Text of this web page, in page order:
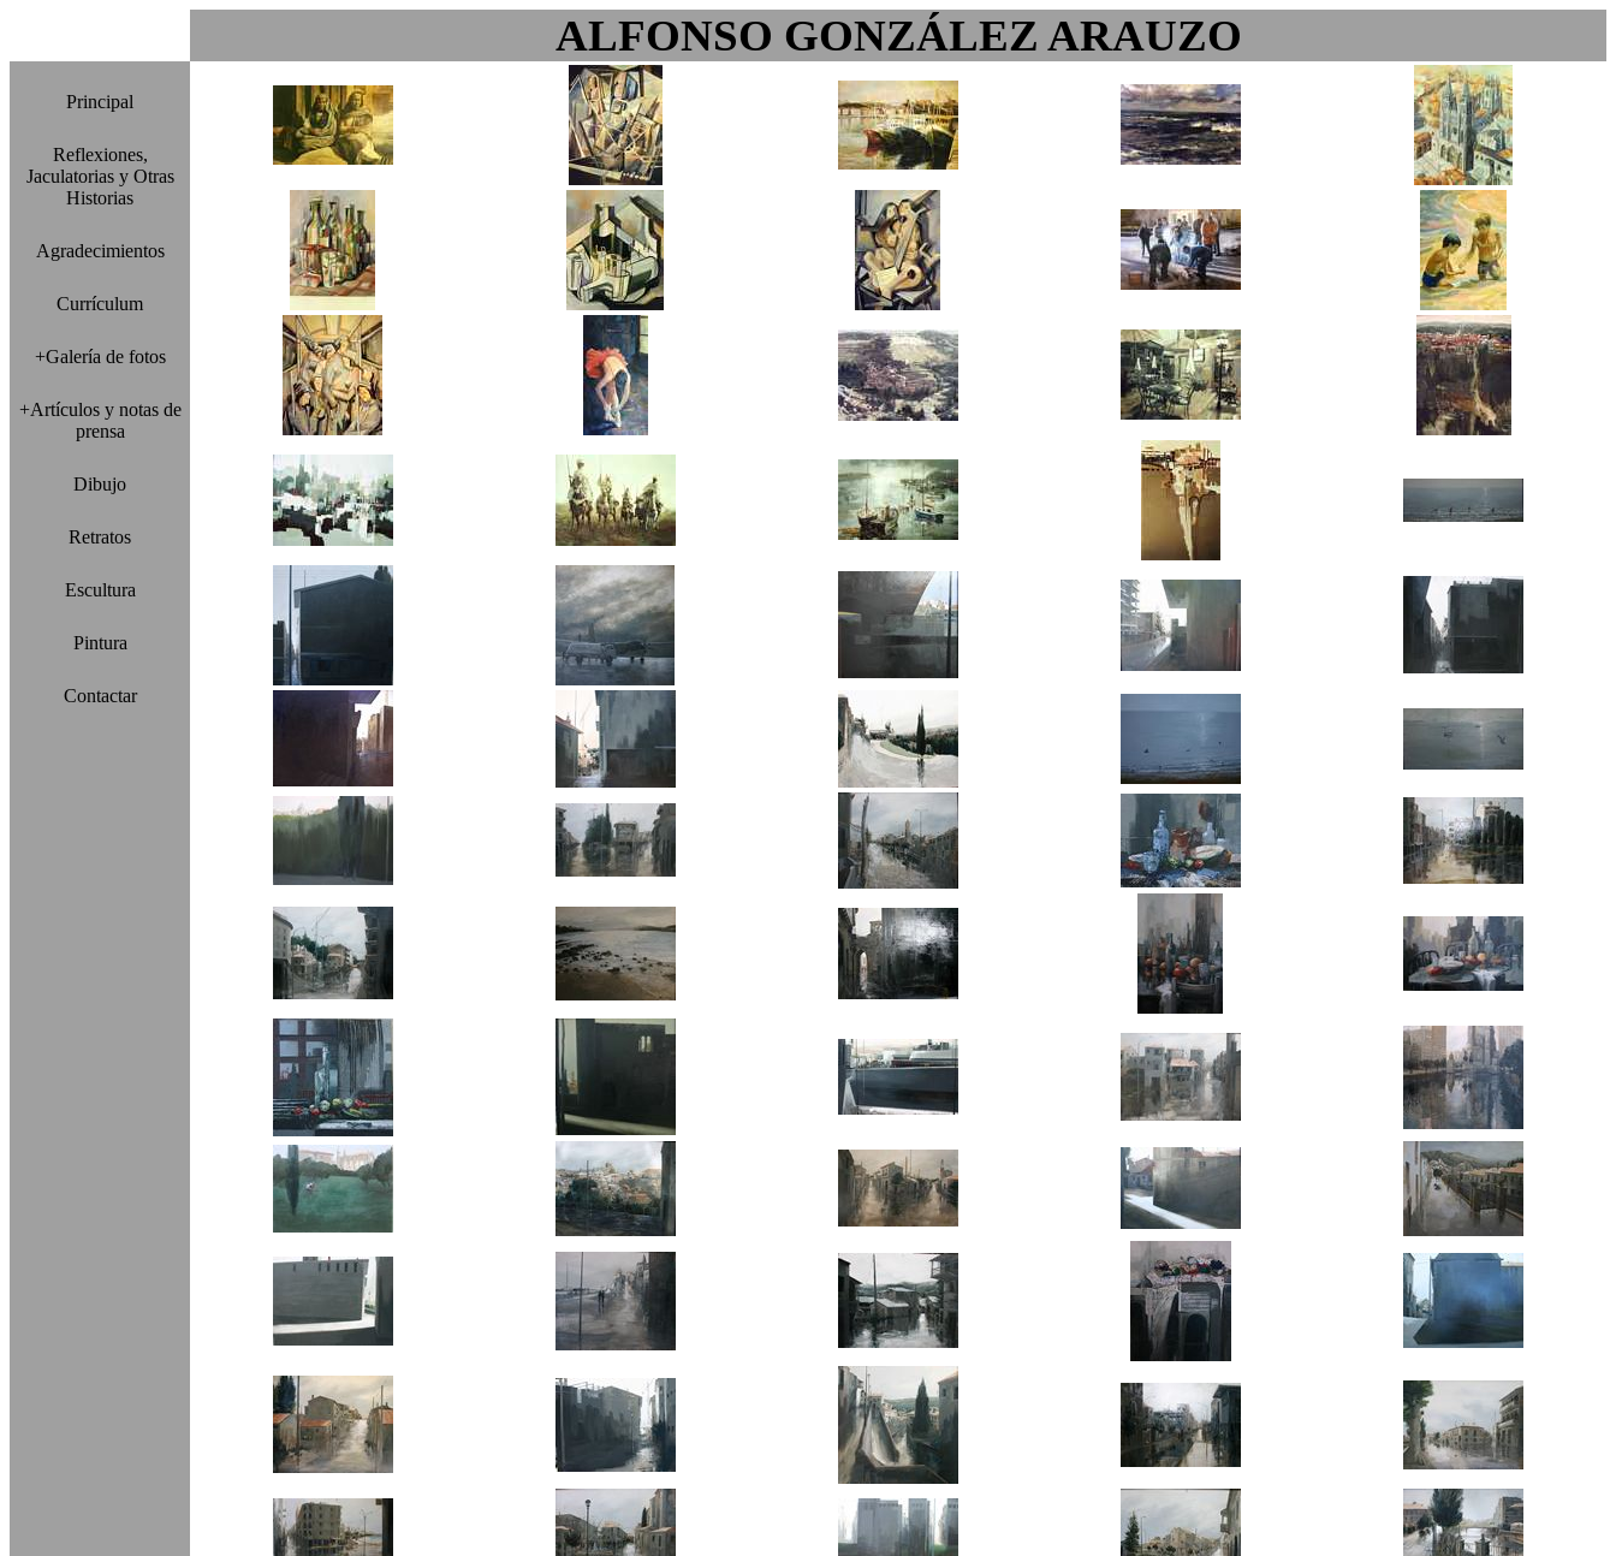
ALFONSO GONZÁLEZ ARAUZO
Principal
Reflexiones,
Jaculatorias y Otras
Historias
Agradecimientos
Currículum
+Galería de fotos
+Artículos y notas de
prensa
Dibujo
Retratos
Escultura
Pintura
Contactar